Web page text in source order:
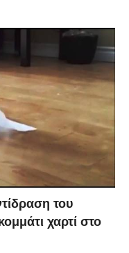
του
χαρτί στο